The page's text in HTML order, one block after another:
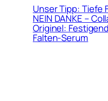
Unser Tipp: Tiefe
NEIN DANKE –
Originel:
Falten-Serum